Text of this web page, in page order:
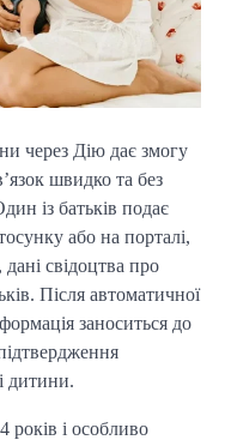
через Дію дає змогу
швидко та без
із батьків подає
або на порталі,
свідоцтва про
Після автоматичної
заноситься до
дитини.
років і особливо